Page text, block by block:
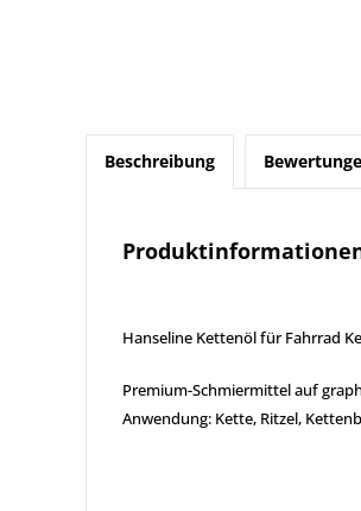
Beschreibung
Hanseline Kettenöl für Fahrrad
Premium-Schmiermittel auf
Anwendung: Kette, Ritzel,